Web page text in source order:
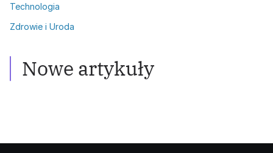
Technologia
Zdrowie i Uroda
Nowe artykuły
metody walki